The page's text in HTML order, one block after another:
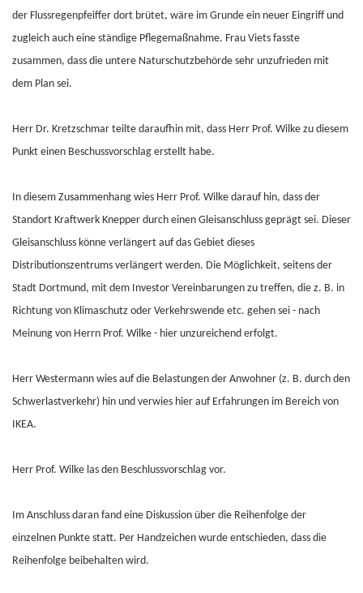
der Flussregenpfeiffer dort brütet, wäre im Grunde ein neuer Eingriff und
zugleich auch eine ständige Pflegemaßnahme. Frau Viets fasste
zusammen, dass die untere Naturschutzbehörde sehr unzufrieden mit
dem Plan sei.
Herr Dr. Kretzschmar teilte daraufhin mit, dass Herr Prof. Wilke zu diesem
Punkt einen Beschussvorschlag erstellt habe.
In diesem Zusammenhang wies Herr Prof. Wilke darauf hin, dass der
Standort Kraftwerk Knepper durch einen Gleisanschluss geprägt sei. Dieser
Gleisanschluss könne verlängert auf das Gebiet dieses
Distributionszentrums verlängert werden. Die Möglichkeit, seitens der
Stadt Dortmund, mit dem Investor Vereinbarungen zu treffen, die z. B. in
Richtung von Klimaschutz oder Verkehrswende etc. gehen sei - nach
Meinung von Herrn Prof. Wilke - hier unzureichend erfolgt.
Herr Westermann wies auf die Belastungen der Anwohner (z. B. durch den
Schwerlastverkehr) hin und verwies hier auf Erfahrungen im Bereich von
IKEA.
Herr Prof. Wilke las den Beschlussvorschlag vor.
Im Anschluss daran fand eine Diskussion über die Reihenfolge der
einzelnen Punkte statt. Per Handzeichen wurde entschieden, dass die
Reihenfolge beibehalten wird.